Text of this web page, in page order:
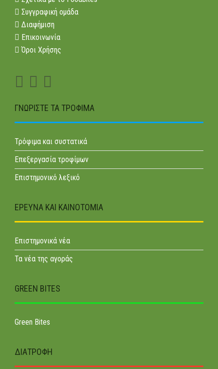
Συγγραφική ομάδα
Διαφήμιση
Επικοινωνία
Όροι Χρήσης
ΓΝΩΡΊΣΤΕ ΤΑ ΤΡΌΦΙΜΑ
Τρόφιμα και συστατικά
Επεξεργασία τροφίμων
Επιστημονικό λεξικό
ΕΡΕΥΝΑ ΚΑΙ ΚΑΙΝΟΤΟΜΊΑ
Επιστημονικά νέα
Τα νέα της αγοράς
GREEN BITES
Green Bites
ΔΙΑΤΡΟΦΉ